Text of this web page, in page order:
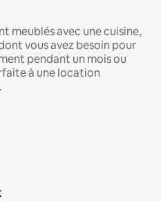
meublés avec une cuisine,
vous avez besoin pour
pendant un mois ou
à une location